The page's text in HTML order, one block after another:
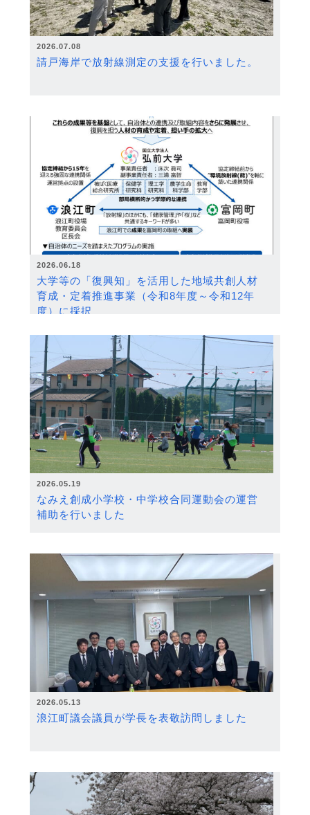
2026.07.08
請戸海岸で放射線測定の支援を行いました。
2026.06.18
大学等の「復興知」を活用した地域共創人材
育成・定着推進事業（令和8年度～令和12年
度）に採択
2026.05.19
なみえ創成小学校・中学校合同運動会の運営
補助を行いました
2026.05.13
浪江町議会議員が学長を表敬訪問しました